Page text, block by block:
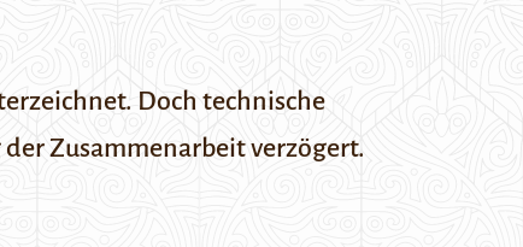
Doch technische
Zusammenarbeit verzögert.